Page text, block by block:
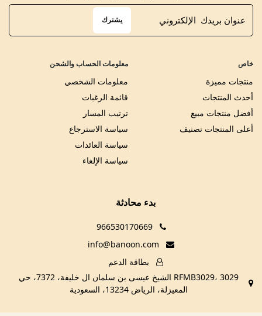
خاص
منتجات مميزة
أحدث المنتجات
أفضل منتجات مبيع
أعلى المنتجات تصنيف
معلومات الحساب والشحن
معلومات الشخصي
قائمة الرغبات
ترتيب المسار
سياسة الاسترجاع
سياسة العائدات
سياسة الإلغاء
يشترك
بدء محادثة
966530170669
بطاقة الدعم
RFMB3029، 3029 الشيخ عيسى بن سلمان ال خليفة، 7372، حي
المعيزلة، الرياض 13234، السعودية